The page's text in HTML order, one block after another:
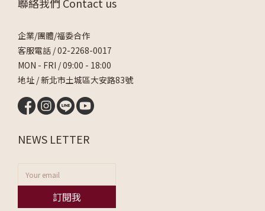
聯絡我們 Contact us
企業/團體/福委合作
客服電話 /02-2268-0017
MON - FRI / 09:00 - 18:00
地址 / 新北市土城區大安路83號
NEWS LETTER
訂閱我